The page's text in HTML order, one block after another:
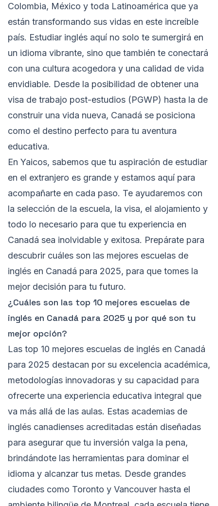
Colombia, México y toda Latinoamérica que ya
están transformando sus vidas en este increíble
país. Estudiar inglés aquí no solo te sumergirá en
un idioma vibrante, sino que también te conectará
con una cultura acogedora y una calidad de vida
envidiable. Desde la posibilidad de obtener una
visa de trabajo post-estudios (PGWP) hasta la de
construir una vida nueva, Canadá se posiciona
como el destino perfecto para tu aventura
educativa.
En Yaicos, sabemos que tu aspiración de estudiar
en el extranjero es grande y estamos aquí para
acompañarte en cada paso. Te ayudaremos con
la selección de la escuela, la visa, el alojamiento y
todo lo necesario para que tu experiencia en
Canadá sea inolvidable y exitosa. Prepárate para
descubrir cuáles son las mejores escuelas de
inglés en Canadá para 2025, para que tomes la
mejor decisión para tu futuro.
¿Cuáles son las top 10 mejores escuelas de
inglés en Canadá para 2025 y por qué son tu
mejor opción?
Las top 10 mejores escuelas de inglés en Canadá
para 2025 destacan por su excelencia académica,
metodologías innovadoras y su capacidad para
ofrecerte una experiencia educativa integral que
va más allá de las aulas. Estas academias de
inglés canadienses acreditadas están diseñadas
para asegurar que tu inversión valga la pena,
brindándote las herramientas para dominar el
idioma y alcanzar tus metas. Desde grandes
ciudades como Toronto y Vancouver hasta el